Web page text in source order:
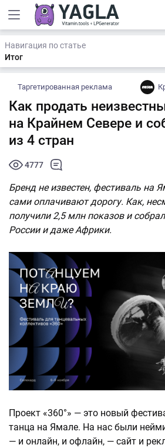
Навигация по статье
Итог
Таргетированная реклама
Как продать
на Крайнем Севере и
из 4 стран
4777
Бренд не известен, фестиваль на
сами оплачивают дорогу. Как,
получили 2,5 млн показов и
России и даже Африки.
Проект «360°» — это новый
танца на Ямале. На нас были
— и онлайн, и офлайн, — сайт и